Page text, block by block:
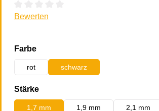
Durchschnittliche Bewertung von 0 von 5
Bewerten
Farbeauswählen
rot schwarz
Stärkeauswählen
1,7 mm 1,9 mm 2,1 mm